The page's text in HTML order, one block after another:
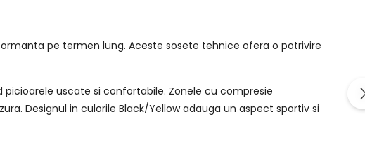
pe termen lung. Aceste sosete tehnice ofera o potrivire
uscate si confortabile. Zonele cu compresie
Designul in culorile Black/Yellow adauga un aspect sportiv si